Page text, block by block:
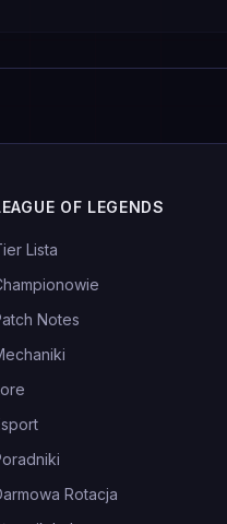
OF LEGENDS
Lista
Notes
Rotacja